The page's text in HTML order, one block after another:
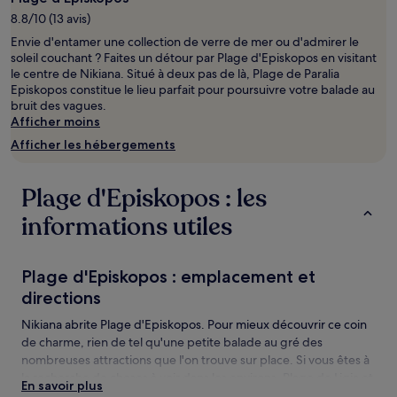
séjour
d’une
nuit
pour
2 adultes.
Les
prix
et
la
disponibilité
susceptibles
de
changer.
Des
peuvent
s’appliquer.
8.8/10 (13 avis)
Envie d'entamer une collection de verre de mer ou d'admirer le
soleil couchant ? Faites un détour par Plage d'Episkopos en visitant
le centre de Nikiana. Situé à deux pas de là, Plage de Paralia
Episkopos constitue le lieu parfait pour poursuivre votre balade au
bruit des vagues.
Afficher moins
Afficher les hébergements
Plage d'Episkopos : les
informations utiles
Plage d'Episkopos : emplacement et
directions
Nikiana abrite Plage d'Episkopos. Pour mieux découvrir ce coin
de charme, rien de tel qu'une petite balade au gré des
nombreuses attractions que l'on trouve sur place. Si vous êtes à
En savoir plus